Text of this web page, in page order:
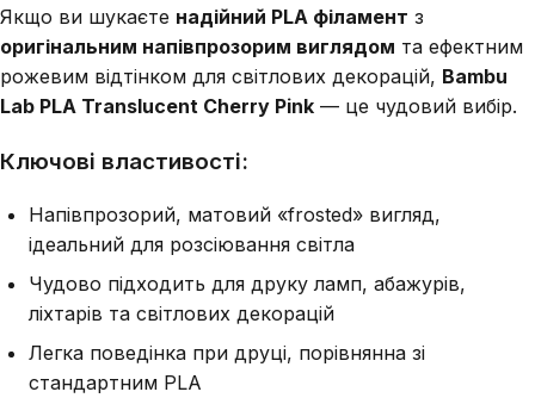
Якщо ви шукаєте надійний PLA філамент з
оригінальним напівпрозорим виглядом та ефектним
рожевим відтінком для світлових декорацій, Bambu
Lab PLA Translucent Cherry Pink — це чудовий вибір.
Ключові властивості:
Напівпрозорий, матовий «frosted» вигляд,
ідеальний для розсіювання світла
Чудово підходить для друку ламп, абажурів,
ліхтарів та світлових декорацій
Легка поведінка при друці, порівнянна зі
стандартним PLA